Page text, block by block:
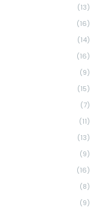
(13)
(16)
(14)
(16)
(9)
(15)
(7)
(11)
(13)
(9)
(16)
(8)
(9)